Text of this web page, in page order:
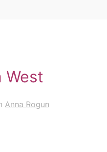
West
Anna Rogun